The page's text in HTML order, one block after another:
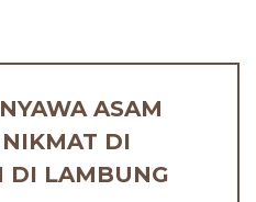
ASAM
DI
DI LAMBUNG